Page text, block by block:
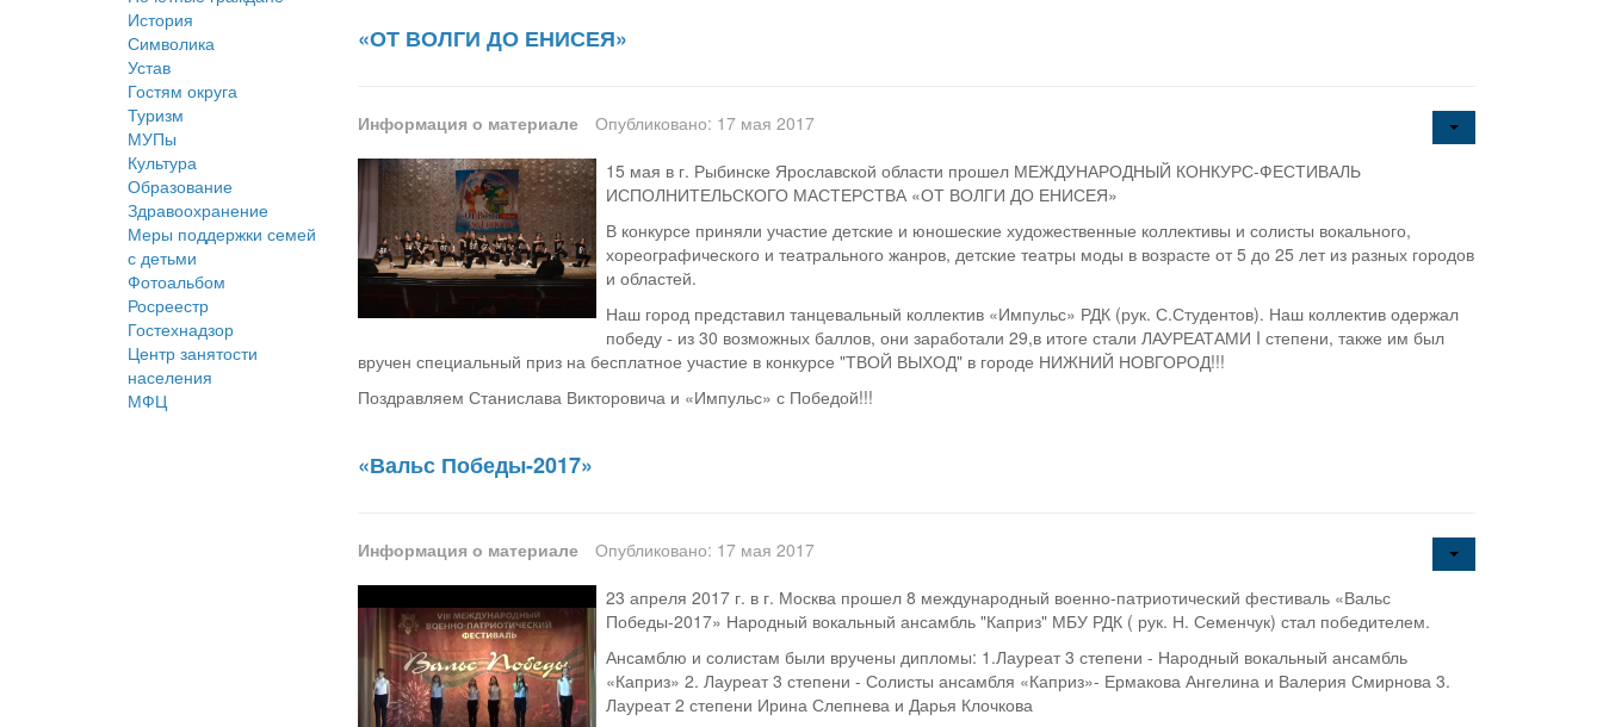
История
Символика
Устав
Гостям округа
Туризм
МУПы
Культура
Образование
Здравоохранение
Меры поддержки семей
с детьми
Фотоальбом
Росреестр
Гостехнадзор
Центр занятости
населения
МФЦ
«ОТ ВОЛГИ ДО ЕНИСЕЯ»
Информация о материале
Опубликовано: 17 мая 2017
15 мая в г. Рыбинске Ярославской области прошел МЕЖДУНАРОДНЫЙ КОНКУРС-ФЕСТИВАЛЬ
ИСПОЛНИТЕЛЬСКОГО МАСТЕРСТВА «ОТ ВОЛГИ ДО ЕНИСЕЯ»
В конкурсе приняли участие детские и юношеские художественные коллективы и солисты вокального,
хореографического и театрального жанров, детские театры моды в возрасте от 5 до 25 лет из разных городов
и областей.
Наш город представил танцевальный коллектив «Импульс» РДК (рук. С.Студентов). Наш коллектив одержал
победу - из 30 возможных баллов, они заработали 29,в итоге стали ЛАУРЕАТАМИ I степени, также им был
вручен специальный приз на бесплатное участие в конкурсе "ТВОЙ ВЫХОД" в городе НИЖНИЙ НОВГОРОД!!!
Поздравляем Станислава Викторовича и «Импульс» с Победой!!!
«Вальс Победы-2017»
Информация о материале
Опубликовано: 17 мая 2017
23 апреля 2017 г. в г. Москва прошел 8 международный военно-патриотический фестиваль «Вальс
Победы-2017» Народный вокальный ансамбль "Каприз" МБУ РДК ( рук. Н. Семенчук) стал победителем.
Ансамблю и солистам были вручены дипломы: 1.Лауреат 3 степени - Народный вокальный ансамбль
«Каприз» 2. Лауреат 3 степени - Солисты ансамбля «Каприз»- Ермакова Ангелина и Валерия Смирнова 3.
Лауреат 2 степени Ирина Слепнева и Дарья Клочкова